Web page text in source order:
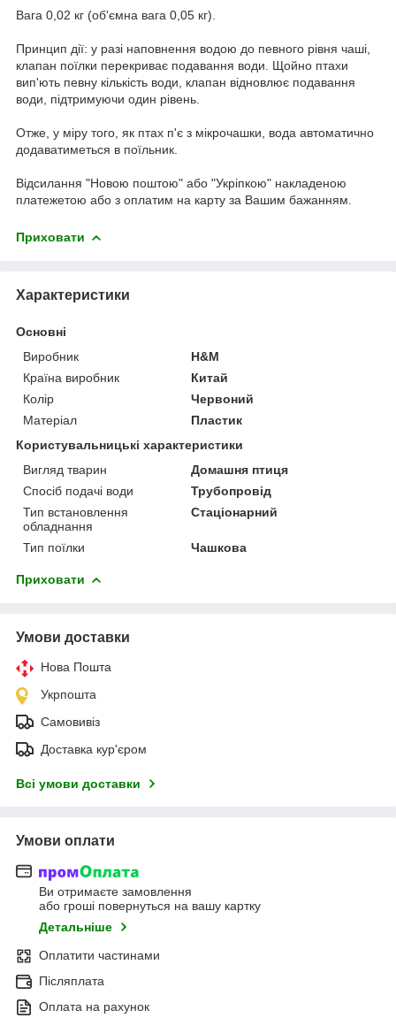
Вага 0,02 кг (об'ємна вага 0,05 кг).
Принцип дії: у разі наповнення водою до певного рівня чаші,
клапан поїлки перекриває подавання води. Щойно птахи
вип'ють певну кількість води, клапан відновлює подавання
води, підтримуючи один рівень.
Отже, у міру того, як птах п'є з мікрочашки, вода автоматично
додаватиметься в поїльник.
Відсилання "Новою поштою" або "Укріпкою" накладеною
платежетою або з оплатим на карту за Вашим бажанням.
Приховати
Характеристики
Основні
Виробник
H&M
Країна виробник
Китай
Колір
Червоний
Матеріал
Пластик
Користувальницькі характеристики
Вигляд тварин
Домашня птиця
Спосіб подачі води
Трубопровід
Тип встановлення
обладнання
Стаціонарний
Тип поїлки Чашкова
Приховати
Умови доставки
Нова Пошта
Укрпошта
Самовивіз
Доставка кур'єром
Всі умови доставки
Умови оплати
Ви отримаєте замовлення
або гроші повернуться на вашу картку
Детальніше
Оплатити частинами
Післяплата
Оплата на рахунок